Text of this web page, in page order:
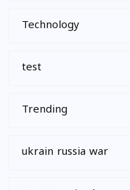
Technology
test
Trending
ukrain russia war